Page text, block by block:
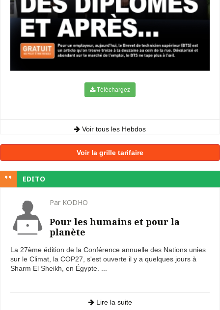
Téléchargez
Voir tous les Hebdos
Voir la grille tarifaire
EDITO
Par KODHO
Pour les humains et pour la
planète
La 27ème édition de la Conférence annuelle des Nations unies
sur le Climat, la COP27, s'est ouverte il y a quelques jours à
Sharm El Sheikh, en Égypte. ...
Lire la suite